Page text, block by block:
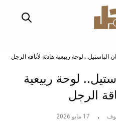
الباستيل.. لوحة ربيعية هادئة لأناقة الرجل
لوحة ربيعية
الرجل
17 مايو 2026